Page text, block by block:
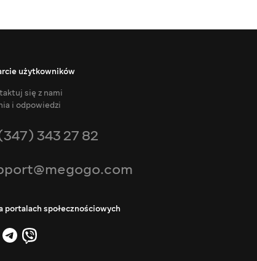
użytkowników
się z nami
i odpowiedzi
343 27 82
portalach społecznościowych